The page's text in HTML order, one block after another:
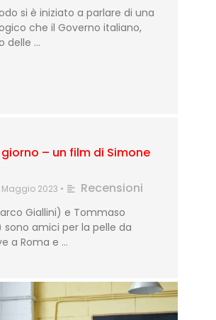
si è iniziato a parlare di una
che il Governo italiano,
delle …
– un film di Simone
Maggio 2023 • Recensioni
Giallini) e Tommaso
amici per la pelle da
a Roma e …